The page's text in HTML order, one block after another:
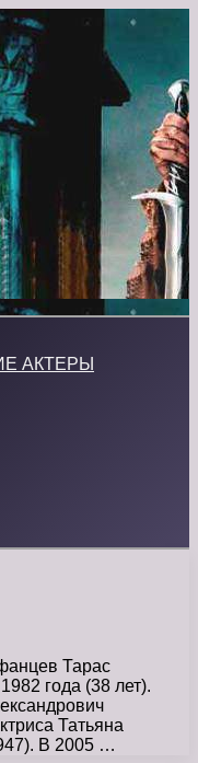
АКТЕРЫ
Тарас
года (38 лет).
Татьяна
В 2005 …